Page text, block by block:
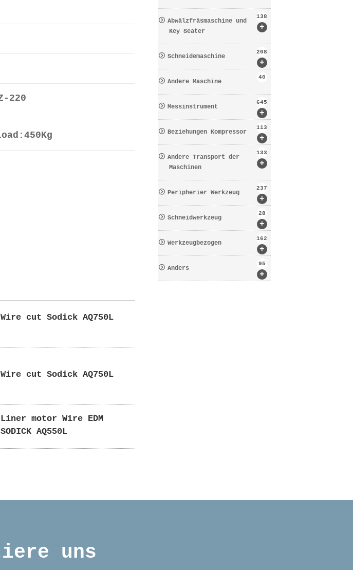
220
Wire cut Sodick AQ750L
Wire cut Sodick AQ750L
Liner motor Wire EDM
SODICK AQ550L
+
Abwälzfräsmaschine und
Key Seater
138
+
Schneidemaschine
208
Andere Maschine
40
+
Messinstrument
645
+
Beziehungen Kompressor
113
+
Andere Transport der
Maschinen
133
+
Peripherier Werkzeug
237
+
Schneidwerkzeug
28
+
Werkzeugbezogen
162
+
Anders
95
uns